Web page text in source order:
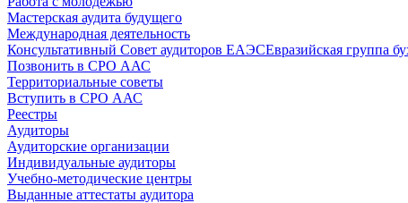
Мастерская аудита будущего
Международная деятельность
Консультативный Совет аудиторов ЕАЭСЕвразийская группа
Позвонить в СРО ААС
Территориальные советы
Вступить в СРО ААС
Реестры
Аудиторы
Аудиторские организации
Индивидуальные аудиторы
Учебно-методические центры
Выданные аттестаты аудитора